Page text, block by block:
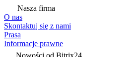
Nasza firma
O nas
Skontaktuj się z nami
Prasa
Informacje prawne
Nowości od Bitrix24